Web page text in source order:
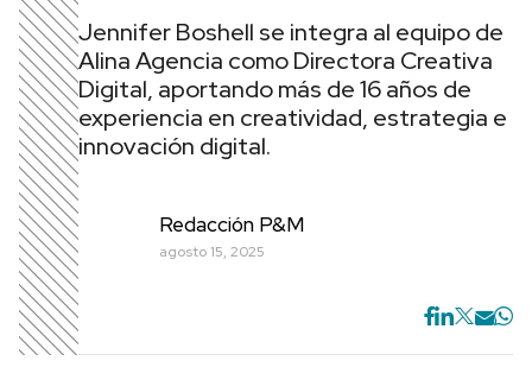
Jennifer Boshell se integra al equipo de
Alina Agencia como Directora Creativa
Digital, aportando más de 16 años de
experiencia en creatividad, estrategia e
innovación digital.
Redacción P&M
agosto 15, 2025